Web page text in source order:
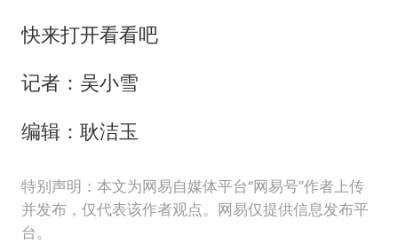
快来打开看看吧
记者：吴小雪
编辑：耿洁玉
特别声明：本文为网易自媒体平台“网易号”作者上传
并发布，仅代表该作者观点。网易仅提供信息发布平
台。